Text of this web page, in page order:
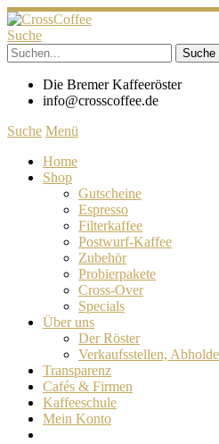
Suche
Die Bremer Kaffeeröster
info@crosscoffee.de
Suche Menü
Home
Shop
Gutscheine
Espresso
Filterkaffee
Postwurf-Kaffee
Zubehör
Probierpakete
Cross-Over
Specials
Über uns
Der Röster
Verkaufsstellen,
Transparenz
Cafés & Firmen
Kaffeeschule
Mein Konto